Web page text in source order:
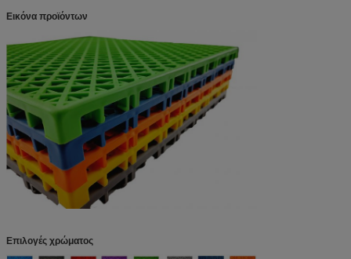
Εικόνα προϊόντων
Επιλογές χρώματος